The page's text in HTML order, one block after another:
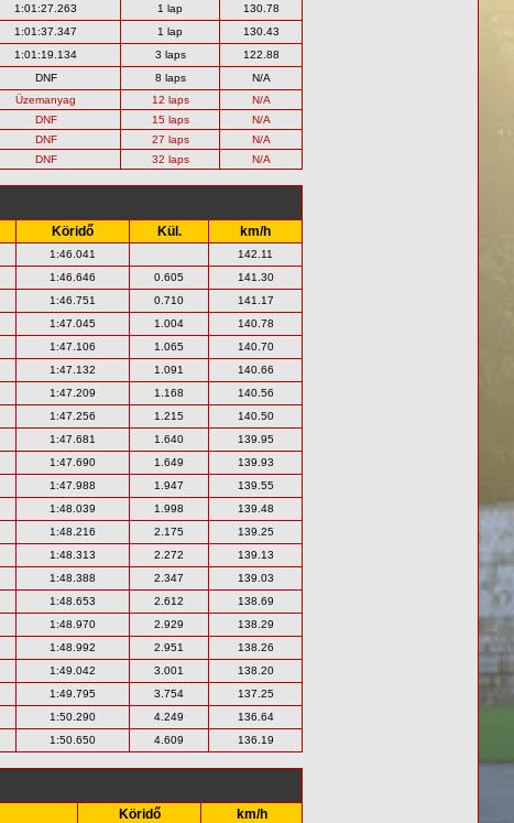
1:01:27.263 1 lap
130.78
1:01:37.347 1 lap
130.43
1:01:19.134 3 laps
122.88
DNF 8 laps
N/A
Üzemanyag 12 laps
N/A
DNF 15 laps
N/A
DNF 27 laps
N/A
DNF 32 laps N/A
Köridő Kül. km/h
1:46.041
142.11
1:46.646 0.605
141.30
1:46.751 0.710
141.17
1:47.045 1.004
140.78
1:47.106 1.065
140.70
1:47.132 1.091
140.66
1:47.209 1.168
140.56
1:47.256 1.215
140.50
1:47.681 1.640
139.95
1:47.690 1.649
139.93
1:47.988 1.947
139.55
1:48.039 1.998
139.48
1:48.216 2.175
139.25
1:48.313 2.272
139.13
1:48.388 2.347
139.03
1:48.653 2.612
138.69
1:48.970 2.929
138.29
1:48.992 2.951
138.26
1:49.042 3.001
138.20
1:49.795 3.754
137.25
1:50.290 4.249
136.64
1:50.650 4.609 136.19
Köridő km/h